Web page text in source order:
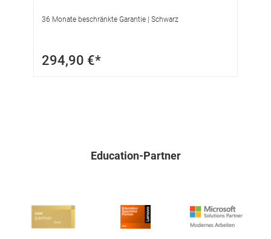
36 Monate beschränkte Garantie | Schwarz
294,90 €*
Education-Partner